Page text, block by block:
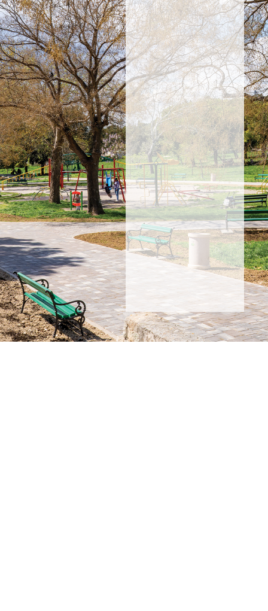
NE
PROPUSTITE
NOVOSTI
Prijavite
se i
saznajte
za
akcije,
proizvode
i
novosti.